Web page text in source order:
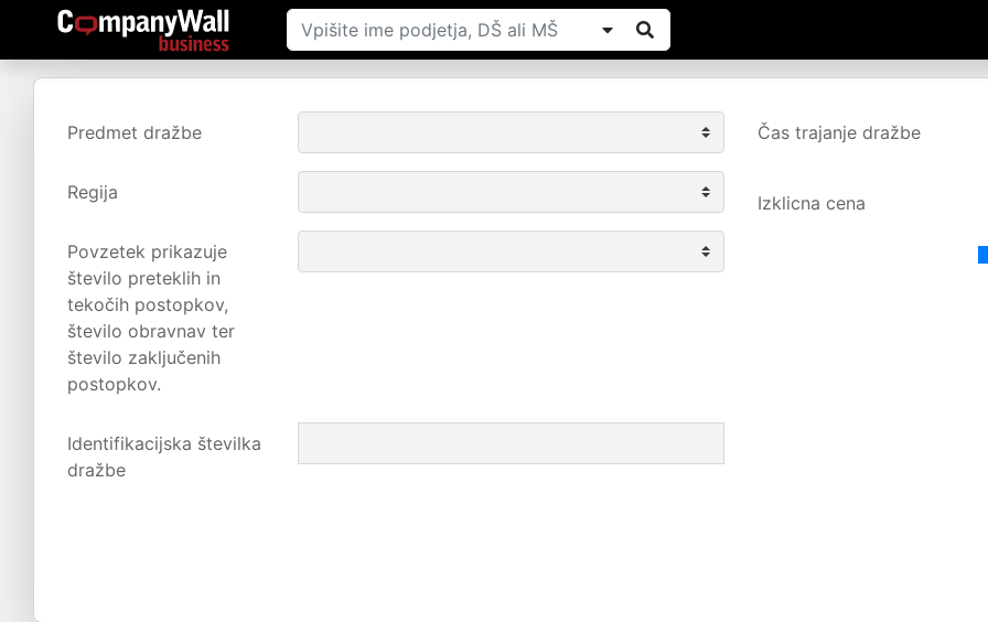
Predmet dražbe
Regija
Povzetek prikazuje
število preteklih in
tekočih postopkov,
število obravnav ter
število zaključenih
postopkov.
Identifikacijska številka
dražbe
Čas trajanje dražbe
Izklicna cena